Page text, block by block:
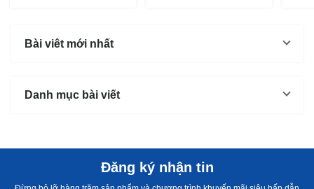
thể...
mùi
Bài viêt mới nhất
Danh mục bài viết
Đăng ký nhận tin